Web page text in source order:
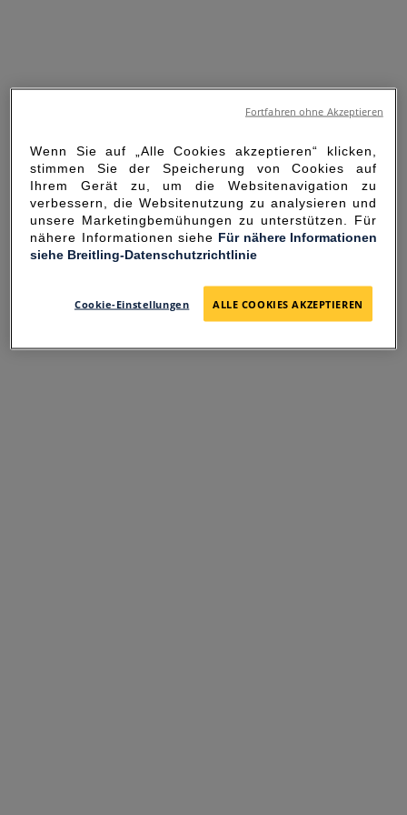
SORRY FOR THE
INCONVENIENCE
Wenn Sie auf „Alle Cookies akzeptieren“ klicken,
stimmen Sie der Speicherung von Cookies auf
Ihrem Gerät zu, um die Websitenavigation zu
verbessern, die Websitenutzung zu analysieren und
unsere Marketingbemühungen zu unterstützen. Für
nähere Informationen siehe Für nähere Informationen
siehe Breitling-Datenschutzrichtlinie
Cookie-Einstellungen ALLE COOKIES AKZEPTIEREN
Fortfahren ohne Akzeptieren